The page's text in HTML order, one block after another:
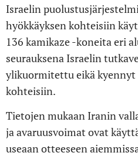
Israelin
hyökkäyksen kohteisiin
136 kamikaze -koneita eri
seurauksena Israelin
ylikuormitettu eikä
kohteisiin.
Tietojen mukaan Iranin
ja avaruusvoimat ovat
useaan otteeseen